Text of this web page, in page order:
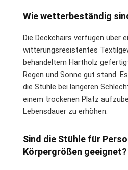
Wie wetterbeständig
Die Deckchairs verfügen über
witterungsresistentes
behandeltem Hartholz
Regen und Sonne gut stand.
die Stühle bei längeren
einem trockenen Platz
Lebensdauer zu erhöhen.
Sind die Stühle für
Körpergrößen geeignet?